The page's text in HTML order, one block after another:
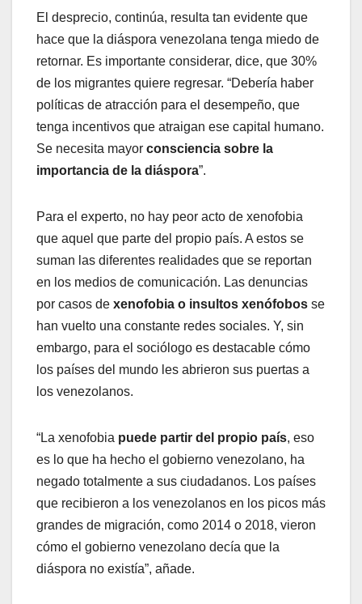
El desprecio, continúa, resulta tan evidente que
hace que la diáspora venezolana tenga miedo de
retornar. Es importante considerar, dice, que 30%
de los migrantes quiere regresar. “Debería haber
políticas de atracción para el desempeño, que
tenga incentivos que atraigan ese capital humano.
Se necesita mayor consciencia sobre la
importancia de la diáspora”.
Para el experto, no hay peor acto de xenofobia
que aquel que parte del propio país. A estos se
suman las diferentes realidades que se reportan
en los medios de comunicación. Las denuncias
por casos de xenofobia o insultos xenófobos se
han vuelto una constante redes sociales. Y, sin
embargo, para el sociólogo es destacable cómo
los países del mundo les abrieron sus puertas a
los venezolanos.
“La xenofobia puede partir del propio país, eso
es lo que ha hecho el gobierno venezolano, ha
negado totalmente a sus ciudadanos. Los países
que recibieron a los venezolanos en los picos más
grandes de migración, como 2014 o 2018, vieron
cómo el gobierno venezolano decía que la
diáspora no existía”, añade.